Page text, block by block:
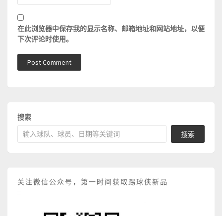
在此浏览器中保存我的显示名称、邮箱地址和网站地址，以便
下次评论时使用。
搜索
搜索
关注微信公众号，第一时间获取踢球侠新品